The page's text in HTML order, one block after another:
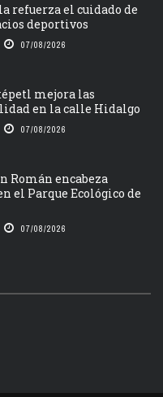
refuerza el cuidado de
deportivos
07/08/2026
mejora las
en la calle Hidalgo
07/08/2026
Román encabeza
el Parque Ecológico de
07/08/2026